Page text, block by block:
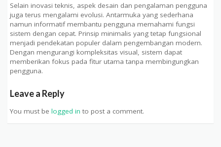
Selain inovasi teknis, aspek desain dan pengalaman pengguna
juga terus mengalami evolusi. Antarmuka yang sederhana
namun informatif membantu pengguna memahami fungsi
sistem dengan cepat. Prinsip minimalis yang tetap fungsional
menjadi pendekatan populer dalam pengembangan modern.
Dengan mengurangi kompleksitas visual, sistem dapat
memberikan fokus pada fitur utama tanpa membingungkan
pengguna.
Leave a Reply
You must be logged in to post a comment.